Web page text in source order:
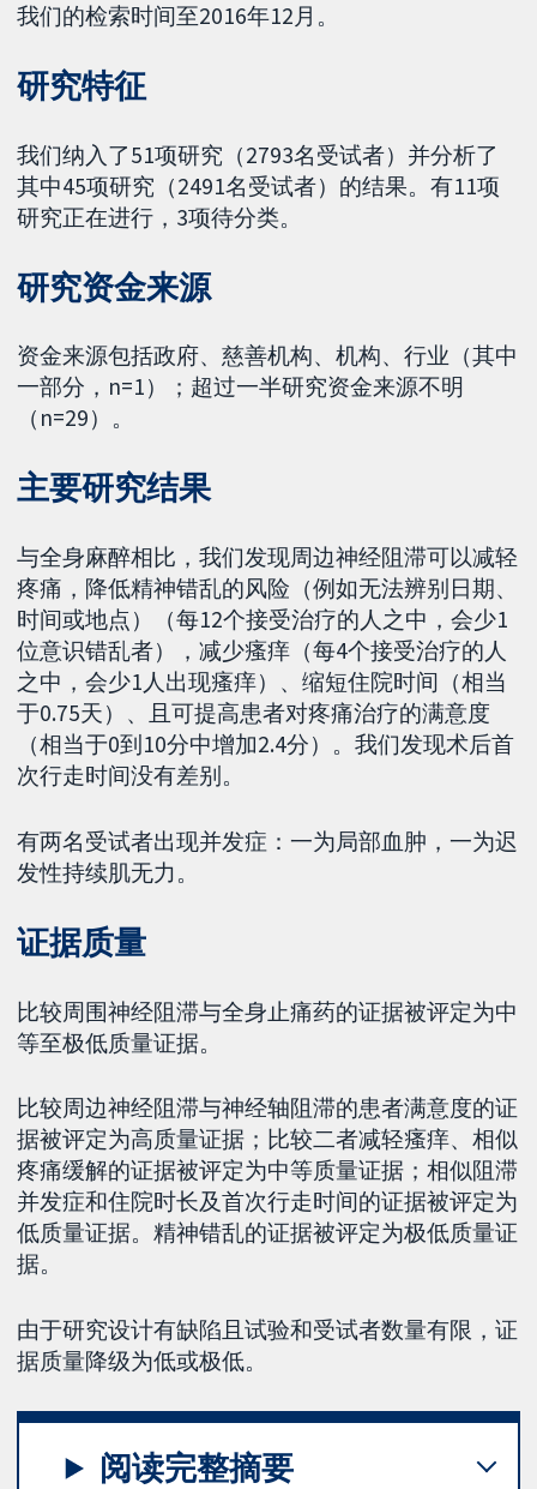
我们的检索时间至2016年12月。
研究特征
我们纳入了51项研究（2793名受试者）并分析了
其中45项研究（2491名受试者）的结果。有11项
研究正在进行，3项待分类。
研究资金来源
资金来源包括政府、慈善机构、机构、行业（其中
一部分，n=1）；超过一半研究资金来源不明
（n=29）。
主要研究结果
与全身麻醉相比，我们发现周边神经阻滞可以减轻
疼痛，降低精神错乱的风险（例如无法辨别日期、
时间或地点）（每12个接受治疗的人之中，会少1
位意识错乱者），减少瘙痒（每4个接受治疗的人
之中，会少1人出现瘙痒）、缩短住院时间（相当
于0.75天）、且可提高患者对疼痛治疗的满意度
（相当于0到10分中增加2.4分）。我们发现术后首
次行走时间没有差别。
有两名受试者出现并发症：一为局部血肿，一为迟
发性持续肌无力。
证据质量
比较周围神经阻滞与全身止痛药的证据被评定为中
等至极低质量证据。
比较周边神经阻滞与神经轴阻滞的患者满意度的证
据被评定为高质量证据；比较二者减轻瘙痒、相似
疼痛缓解的证据被评定为中等质量证据；相似阻滞
并发症和住院时长及首次行走时间的证据被评定为
低质量证据。精神错乱的证据被评定为极低质量证
据。
由于研究设计有缺陷且试验和受试者数量有限，证
据质量降级为低或极低。
阅读完整摘要